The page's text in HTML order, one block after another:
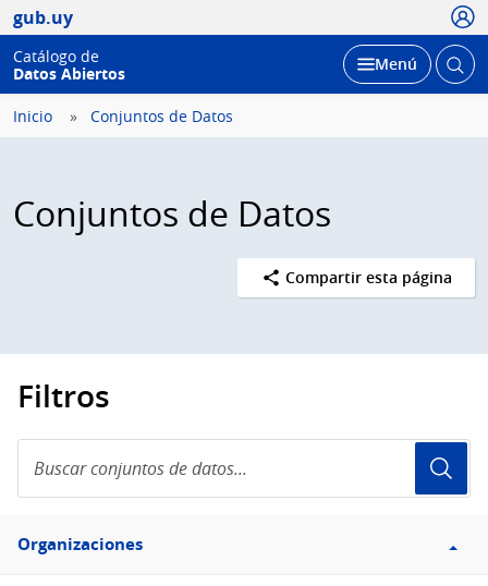
gub.uy
Catálogo de
Datos Abiertos
Desplegar
Menú Abrir
Inicio Conjuntos de Datos
Conjuntos de Datos
Compartir esta página
Filtros
conjuntos
de
Filtro
Organizaciones
Organizaciones